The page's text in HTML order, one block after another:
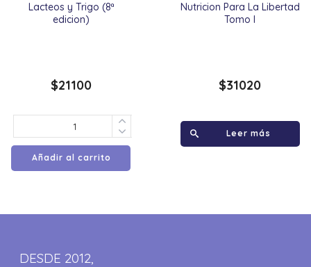
Lacteos y Trigo (8ª
edicion)
$21100
Añadir al carrito
Nutricion Para La Libertad
Tomo I
$31020
Leer más
DESDE 2012,